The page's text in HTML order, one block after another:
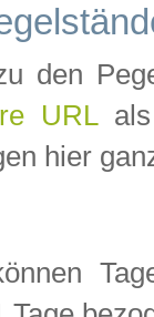
den
URLals
hier